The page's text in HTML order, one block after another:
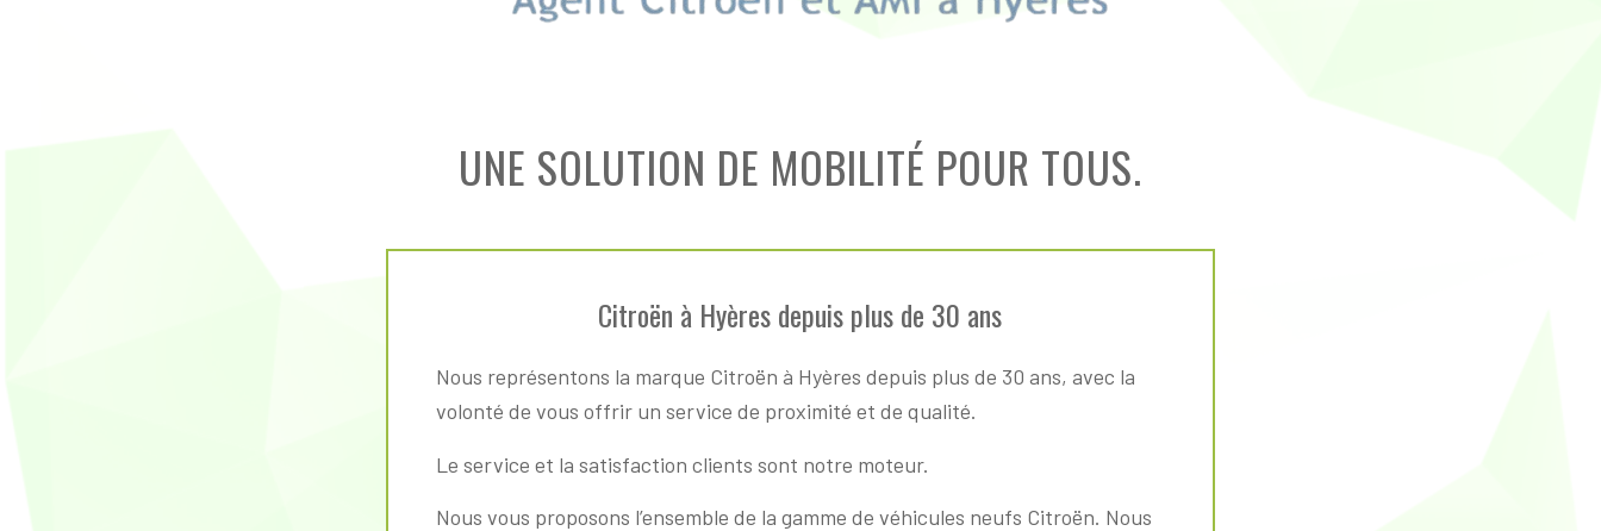
UNE SOLUTION DE MOBILITÉ POUR TOUS.
Citroën à Hyères depuis plus de 30 ans
Nous représentons la marque Citroën à Hyères depuis plus de 30 ans, avec la
volonté de vous offrir un service de proximité et de qualité.
Le service et la satisfaction clients sont notre moteur.
Nous vous proposons l’ensemble de la gamme de véhicules neufs Citroën. Nous